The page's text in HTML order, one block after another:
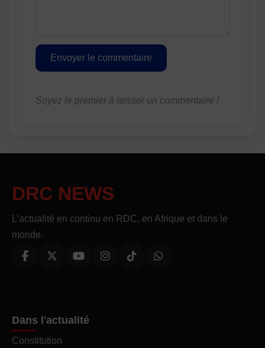
Envoyer le commentaire
Soyez le premier à laisser un commentaire !
DRC NEWS
L’actualité en continu en RDC, en Afrique et dans le
monde.
Dans l'actualité
Constitution